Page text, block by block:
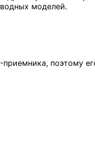
моделей.
поэтому